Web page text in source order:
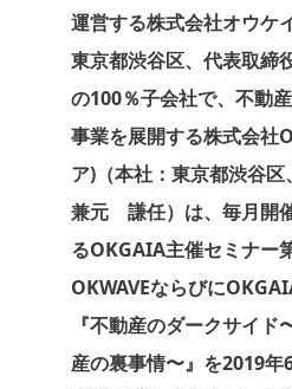
運営する株式会社オウケ
東京都渋谷区、代表取締
の100％子会社で、不動
事業を展開する株式会社
ア)（本社：東京都渋谷区
兼元 謙任）は、毎月開
るOKGAIA主催セミナー
OKWAVEならびに
『不動産のダークサイド
産の裏事情〜』を2019